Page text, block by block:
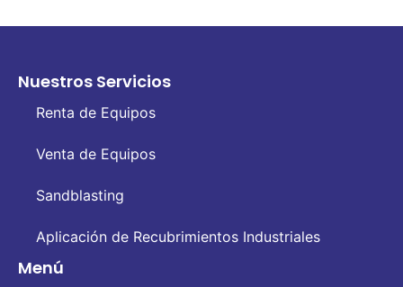
Nuestros Servicios
Renta de Equipos
Venta de Equipos
Sandblasting
Aplicación de Recubrimientos Industriales
Menú